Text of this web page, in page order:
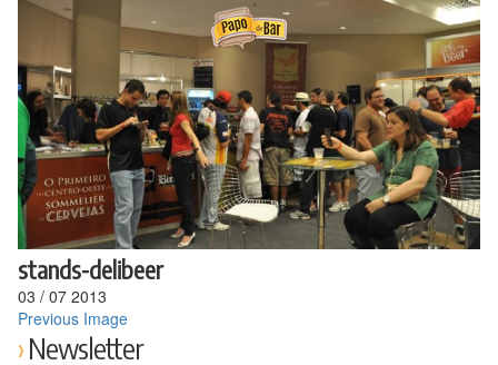
conteúdo
stands-delibeer
03 / 07 2013
Previous Image
Newsletter